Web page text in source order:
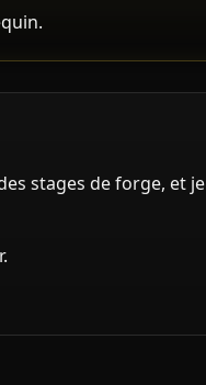
stages de forge, et je